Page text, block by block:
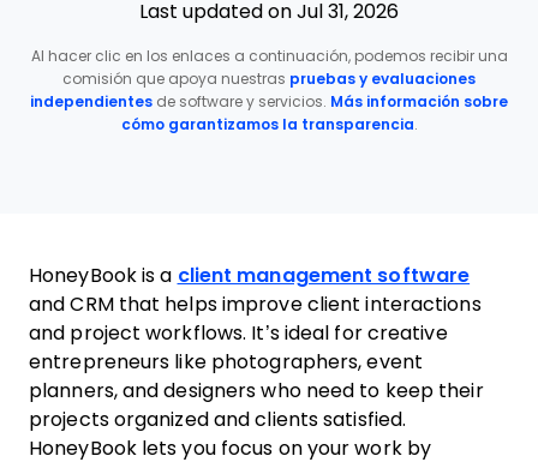
Last updated on Jul 31, 2026
Al hacer clic en los enlaces a continuación, podemos recibir una
comisión que apoya nuestras pruebas y evaluaciones
independientes de software y servicios. Más información sobre
cómo garantizamos la transparencia.
HoneyBook is a client management software
and CRM that helps improve client interactions
and project workflows. It’s ideal for creative
entrepreneurs like photographers, event
planners, and designers who need to keep their
projects organized and clients satisfied.
HoneyBook lets you focus on your work by